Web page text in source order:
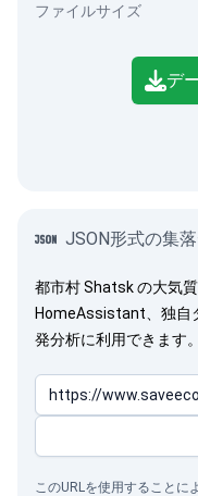
ファイルサイズ
デ
JSON形式の集
都市村 Shatsk の大気
HomeAssistant、独自
発分析に利用できます。
このURLを使用することに